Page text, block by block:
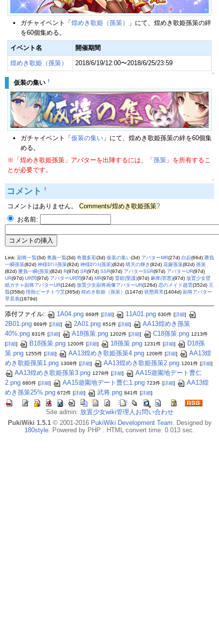
ガチャイベント「 煌めき歌姫（孫策）
」にて、煌めき歌姫孫策の絆
を60個集める。
イベント名 開催期間
煌めき歌姫（孫策） 2018/6/19/12:00〜2018/6/25/23:59
↑
仮装の集い †
ガチャイベント「仮装の集い 」にて、煌めき歌姫孫策の絆を60個集
める。
※「煌めき歌姫孫策」アバターを出陣するには、「孫策 」を所有するこ
とが必要です。
↑
コメント †
コメントはありません。 Comments/煌めき歌姫孫策?
お名前:
Link: 副将一覧(3d) 奥義一覧(3d) 奇麗多彩(3d) 仮装の集い(3d) アバターMR(27d) 白起(66d) 勝負
一瞬孫策(82d) 神様ﾛﾏﾝｽ孫策(82d) 神様ﾛﾏﾝｽ(孫策)(82d) 晴天の輝き(82d) 花嫁孫策(82d) 孫策
(82d) 勝負一瞬(孫策)(82d) R(97d) SR(97d) SSR(97d) アバターSSR(97d) アバターUR(97d)
UR(97d) UR閃(97d) アバターUR閃(97d) MR(97d) 雷鎧(聖護)(97d) 麻痺(罪悪)(97d) 放置少女壁
紙ガチャ副将アバターUR(124d) 放置少女副将画像アバターUR(126d) 恋のメイド趙雲(352d) 王
翦(358d) 情熱ビーチトウ艾(365d) 煌めき歌姫（孫策） (1147d) 状態異常(1404d) 副将アバター
早見表(1879d)
添付ファイル: 1A04.png 669件 [詳細] 11A01.png 630件 [詳細]
2B01.png 669件 [詳細] 2A01.png 651件 [詳細]
AA13煌めき孫策
40%.png 831件 [詳細] A18孫策.png 1202件 [詳細] C18孫策.png 1213件
[詳細] B18孫策.png 1200件 [詳細] 18孫策.png 1231件 [詳細]
D18孫
策.png 1255件 [詳細] AA13煌めき歌姫孫策4.png 1208件 [詳細]
AA13煌
めき歌姫孫策1.png 1308件 [詳細] AA13煌めき歌姫孫策2.png 1201件 [詳細]
AA13煌めき歌姫孫策3.png 1278件 [詳細]
AA15遊園地デート曹仁
2.png 680件 [詳細] AA15遊園地デート曹仁1.png 723件 [詳細]
AA13煌
めき孫策25%.png 672件 [詳細] 武将.png 841件 [詳細]
Site admin: 放置少女wiki管理人お問い合わせ
PukiWiki 1.5.1© 2001-2016 PukiWiki Development Team . Designed by
180style . Powered by PHP . HTML convert time: 0.013 sec.